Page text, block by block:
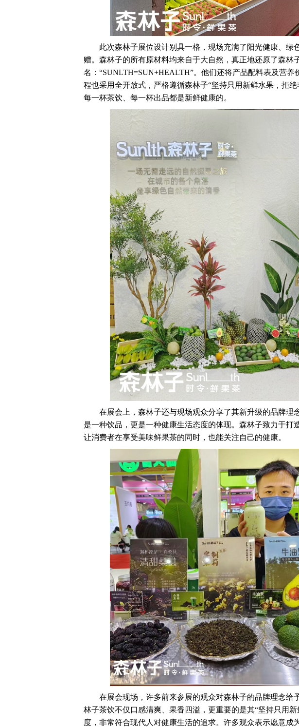
此次森林子展位设计别具一格，现场充满了阳光健康、绿
赠。森林子的所有原材料均来自于大自然，真正地还原了森林
名：“SUNLTH=SUN+HEALTH”。他们还将产品配料表及营养
程也采用全开放式，严格遵循森林子“坚持只用新鲜水果，拒
每一杯茶饮、每一杯出品都是新鲜健康的。
在展会上，森林子还与现场观众分享了其新升级的品牌理
是一种饮品，更是一种健康生活态度的体现。森林子致力于打
让消费者在享受美味鲜果茶的同时，也能关注自己的健康。
在展会现场，许多前来参展的观众对森林子的品牌理念给
林子茶饮不仅口感清爽、果香四溢，更重要的是其“坚持只用
度，非常符合现代人对健康生活的追求。许多观众表示愿意成